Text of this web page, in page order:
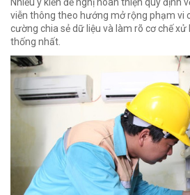
viễn thông theo hướng mở rộng phạm vi
cường chia sẻ dữ liệu và làm rõ cơ chế xử
thống nhất.